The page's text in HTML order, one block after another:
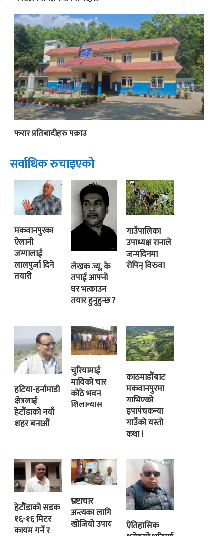
फरार प्रतिबादीहरु पक्राउ
सर्वाधिक रुचाइएको
मकवानपुरका
ऐलानी
जग्गालाई
लालपुर्जा दिने
तयारी
लेखक ज्यू, के
तपाई आफ्नो
घर भत्काउन
तयार हुनुहुन्छ ?
गाउँपालिका
उपाध्यक्ष रानाले
जन्मदिनमा
रोपिन् विरुवा
हटिया-हर्नामाडी
क्षेत्रलाई
हेटौंडाको नयाँ
शहर बनाऔं
चुरियामाई
माविको चार
कोठे भवन
शिलान्यास
काठमाडौंबाट
मकवानपुरमा
गाभिएको
इपापंचकन्या
गाउँको यस्तो
कथा !
हेटौंडाको सडक
१६-१६ मिटर
कायम गर्ने र
भ्रष्टाचार
अन्त्यका लागि
खोजियो उपाय
ऐतिहासिक